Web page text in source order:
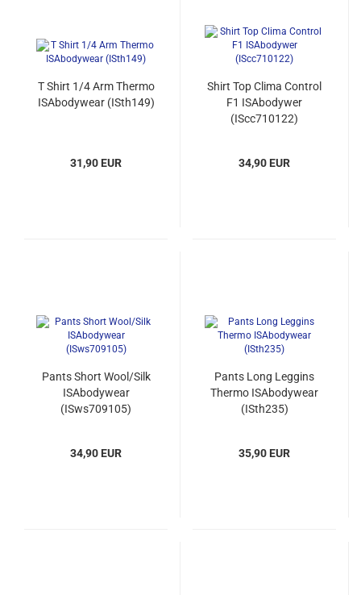
T Shirt 1/4 Arm Thermo
ISAbodywear (ISth149)
31,90 EUR
Shirt Top Clima Control
F1 ISAbodywer
(IScc710122)
34,90 EUR
Pants Short Wool/Silk
ISAbodywear
(ISws709105)
34,90 EUR
Pants Long Leggins
Thermo ISAbodywear
(ISth235)
35,90 EUR